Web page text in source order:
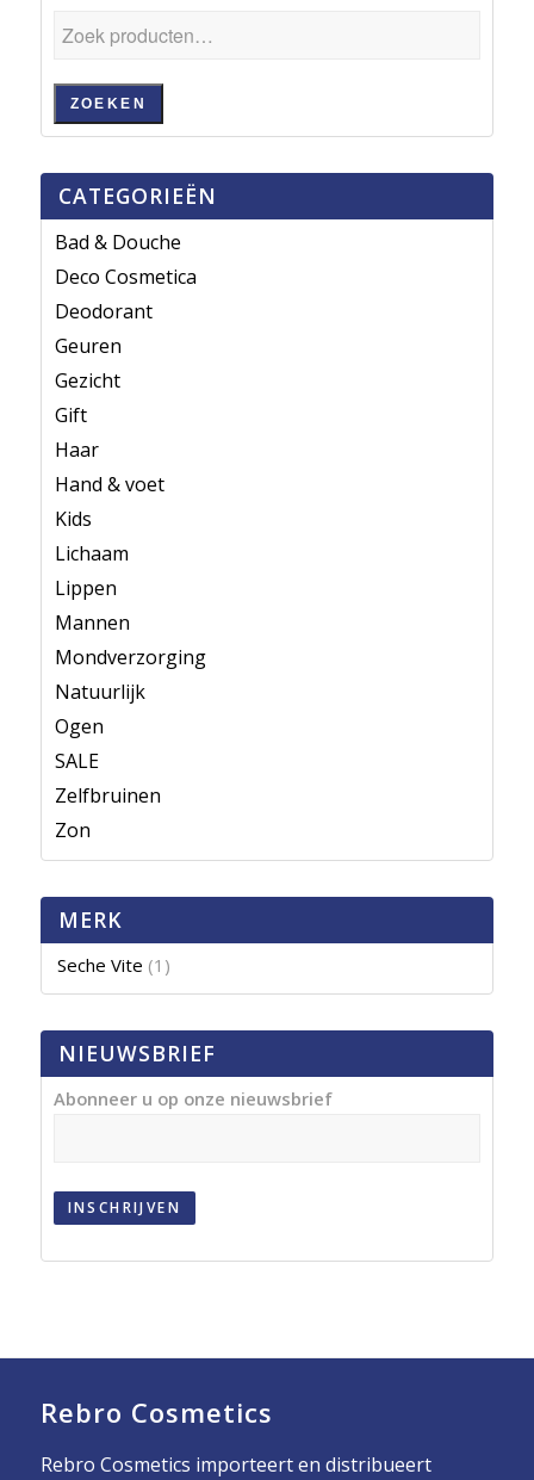
ZOEKEN
CATEGORIEËN
Bad & Douche
Deco Cosmetica
Deodorant
Geuren
Gezicht
Gift
Haar
Hand & voet
Kids
Lichaam
Lippen
Mannen
Mondverzorging
Natuurlijk
Ogen
SALE
Zelfbruinen
Zon
MERK
Seche Vite (1)
NIEUWSBRIEF
Abonneer u op onze nieuwsbrief
INSCHRIJVEN
Rebro Cosmetics
Rebro Cosmetics importeert en distribueert